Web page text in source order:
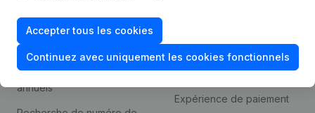
Accepter tous les cookies
Continuez avec uniquement les cookies fonctionnels
Compliance et prévention
de la fraude
Consulter des comptes
annuels
Intégrations
personnalisées
Expérience de paiement